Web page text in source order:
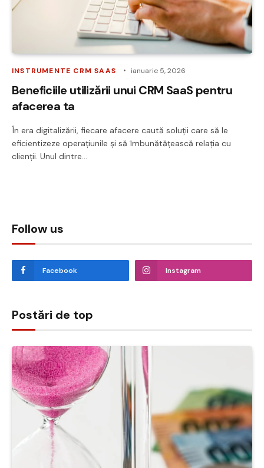
INSTRUMENTE CRM SAAS ianuarie 5, 2026
Beneficiile utilizării unui CRM SaaS pentru
afacerea ta
În era digitalizării, fiecare afacere caută soluții care să le
eficientizeze operațiunile și să îmbunătățească relația cu
clienții. Unul dintre…
Follow us
Facebook Instagram
Postări de top